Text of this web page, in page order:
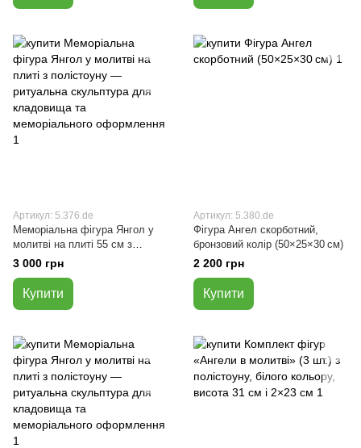
Артикул: 5.376.de
Меморіальна фігура Янгол у
молитві на плиті 55 см з
полістоуну (бронзовий)
3 000 грн
Купити
Артикул: 5.380.de
Фігура Ангел скорботний,
бронзовий колір (50×25×30 см)
2 200 грн
Купити